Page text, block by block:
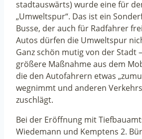
stadtauswärts) wurde eine für
„Umweltspur“. Das ist ein
Busse, der auch für Radfahrer
Autos dürfen die Umweltspur
Ganz schön mutig von der Stadt
größere Maßnahme aus dem
die den Autofahrern etwas
wegnimmt und anderen
zuschlägt.
Bei der Eröffnung mit
Wiedemann und Kemptens 2.